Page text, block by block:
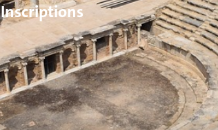
Inscriptions